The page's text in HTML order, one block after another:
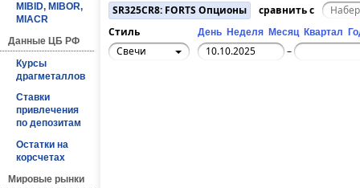
MIBID, MIBOR,
MIACR
Данные ЦБ РФ
Курсы
драгметаллов
Ставки
привлечения
по депозитам
Остатки на
корсчетах
Мировые рынки
SR325CR8: FORTS Опционы
сравнить с
Стиль
День Неделя Месяц Квартал
Свечи –